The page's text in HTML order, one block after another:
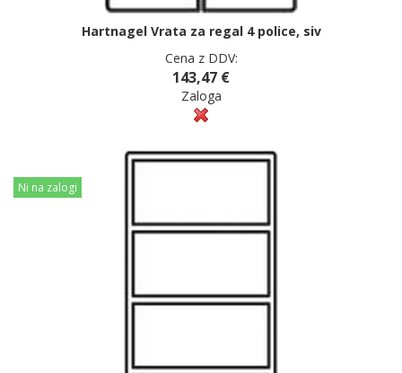
Hartnagel Vrata za regal 4 police, siv
Cena z DDV:
143,47 €
Zaloga
Ni na zalogi